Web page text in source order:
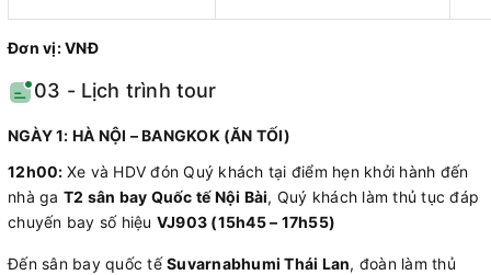
Đơn vị: VNĐ
03 - Lịch trình tour
NGÀY 1: HÀ NỘI – BANGKOK (ĂN TỐI)
12h00: Xe và HDV đón Quý khách tại điểm hẹn khởi hành đến
nhà ga T2 sân bay Quốc tế Nội Bài, Quý khách làm thủ tục đáp
chuyến bay số hiệu VJ903 (15h45 – 17h55)
Đến sân bay quốc tế Suvarnabhumi Thái Lan, đoàn làm thủ